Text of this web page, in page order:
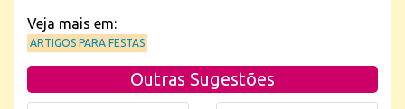
Veja mais em:
ARTIGOS PARA FESTAS
Outras Sugestões